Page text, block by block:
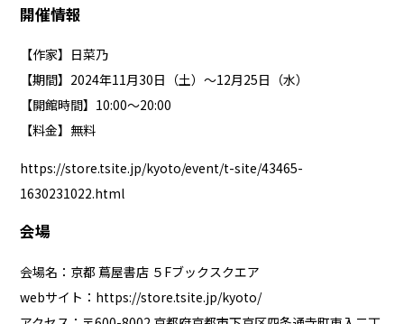
開催情報
【作家】日菜乃
【期間】2024年11月30日（土）～12月25日（水）
【開館時間】10:00～20:00
【料金】無料
https://store.tsite.jp/kyoto/event/t-site/43465-
1630231022.html
会場
会場名：京都 蔦屋書店 ５Fブックスクエア
webサイト： https://store.tsite.jp/kyoto/